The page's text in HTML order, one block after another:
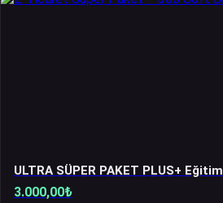
ULTRA SÜPER PAKET PLUS+ Eğitim
3.000,00₺